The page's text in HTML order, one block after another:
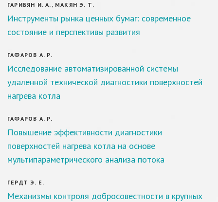
ГАРИБЯН И. А., МАКЯН Э. Т.
Инструменты рынка ценных бумаг: современное
состояние и перспективы развития
ГАФАРОВ А. Р.
Исследование автоматизированной системы
удаленной технической диагностики поверхностей
нагрева котла
ГАФАРОВ А. Р.
Повышение эффективности диагностики
поверхностей нагрева котла на основе
мультипараметрического анализа потока
ГЕРДТ Э. Е.
Механизмы контроля добросовестности в крупных